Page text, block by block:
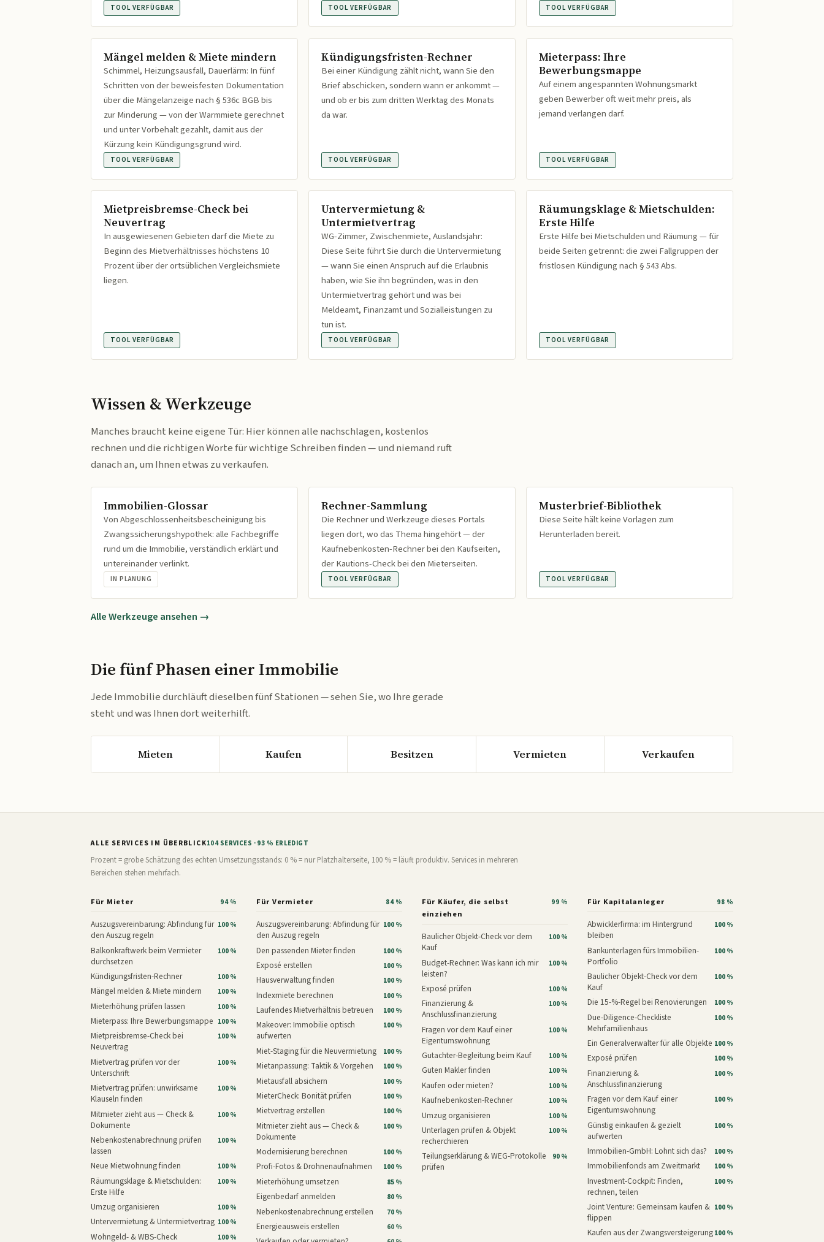
TOOL VERFÜGBAR TOOL VERFÜGBAR TOOL VERFÜGBAR
Mängel melden & Miete mindern
Schimmel, Heizungsausfall, Dauerlärm: In fünf
Schritten von der beweisfesten Dokumentation
über die Mängelanzeige nach § 536c BGB bis
zur Minderung — von der Warmmiete gerechnet
und unter Vorbehalt gezahlt, damit aus der
Kürzung kein Kündigungsgrund wird.
TOOL VERFÜGBAR
Kündigungsfristen-Rechner
Bei einer Kündigung zählt nicht, wann Sie den
Brief abschicken, sondern wann er ankommt —
und ob er bis zum dritten Werktag des Monats
da war.
TOOL VERFÜGBAR
Mieterpass: Ihre
Bewerbungsmappe
Auf einem angespannten Wohnungsmarkt
geben Bewerber oft weit mehr preis, als
jemand verlangen darf.
TOOL VERFÜGBAR
Mietpreisbremse-Check bei
Neuvertrag
In ausgewiesenen Gebieten darf die Miete zu
Beginn des Mietverhältnisses höchstens 10
Prozent über der ortsüblichen Vergleichsmiete
liegen.
TOOL VERFÜGBAR
Untervermietung &
Untermietvertrag
WG-Zimmer, Zwischenmiete, Auslandsjahr:
Diese Seite führt Sie durch die Untervermietung
— wann Sie einen Anspruch auf die Erlaubnis
haben, wie Sie ihn begründen, was in den
Untermietvertrag gehört und was bei
Meldeamt, Finanzamt und Sozialleistungen zu
tun ist.
TOOL VERFÜGBAR
Räumungsklage & Mietschulden:
Erste Hilfe
Erste Hilfe bei Mietschulden und Räumung — für
beide Seiten getrennt: die zwei Fallgruppen der
fristlosen Kündigung nach § 543 Abs.
TOOL VERFÜGBAR
Wissen & Werkzeuge
Manches braucht keine eigene Tür: Hier können alle nachschlagen, kostenlos
rechnen und die richtigen Worte für wichtige Schreiben finden — und niemand ruft
danach an, um Ihnen etwas zu verkaufen.
Immobilien-Glossar
Von Abgeschlossenheitsbescheinigung bis
Zwangssicherungshypothek: alle Fachbegriffe
rund um die Immobilie, verständlich erklärt und
untereinander verlinkt.
IN PLANUNG
Rechner-Sammlung
Die Rechner und Werkzeuge dieses Portals
liegen dort, wo das Thema hingehört — der
Kaufnebenkosten-Rechner bei den Kaufseiten,
der Kautions-Check bei den Mieterseiten.
TOOL VERFÜGBAR
Musterbrief-Bibliothek
Diese Seite hält keine Vorlagen zum
Herunterladen bereit.
TOOL VERFÜGBAR
Alle Werkzeuge ansehen →
Die fünf Phasen einer Immobilie
Jede Immobilie durchläuft dieselben fünf Stationen — sehen Sie, wo Ihre gerade
steht und was Ihnen dort weiterhilft.
Mieten Kaufen Besitzen Vermieten Verkaufen
ALLE SERVICES IM ÜBERBLICK104 SERVICES · 93 % ERLEDIGT
Prozent = grobe Schätzung des echten Umsetzungsstands: 0 % = nur Platzhalterseite, 100 % = läuft produktiv. Services in mehreren
Bereichen stehen mehrfach.
Für Mieter 94 %
Auszugsvereinbarung: Abfindung für
den Auszug regeln
100 %
Balkonkraftwerk beim Vermieter
durchsetzen
100 %
Kündigungsfristen-Rechner 100 %
Mängel melden & Miete mindern 100 %
Mieterhöhung prüfen lassen 100 %
Mieterpass: Ihre Bewerbungsmappe 100 %
Mietpreisbremse-Check bei
Neuvertrag
100 %
Mietvertrag prüfen vor der
Unterschrift
100 %
Mietvertrag prüfen: unwirksame
Klauseln finden
100 %
Mitmieter zieht aus — Check &
Dokumente
100 %
Nebenkostenabrechnung prüfen
lassen
100 %
Neue Mietwohnung finden 100 %
Räumungsklage & Mietschulden:
Erste Hilfe
100 %
Umzug organisieren 100 %
Untervermietung & Untermietvertrag 100 %
Wohngeld- & WBS-Check 100 %
Für Vermieter 84 %
Auszugsvereinbarung: Abfindung für
den Auszug regeln
100 %
Den passenden Mieter finden 100 %
Exposé erstellen 100 %
Hausverwaltung finden 100 %
Indexmiete berechnen 100 %
Laufendes Mietverhältnis betreuen 100 %
Makeover: Immobilie optisch
aufwerten
100 %
Miet-Staging für die Neuvermietung 100 %
Mietanpassung: Taktik & Vorgehen 100 %
Mietausfall absichern 100 %
MieterCheck: Bonität prüfen 100 %
Mietvertrag erstellen 100 %
Mitmieter zieht aus — Check &
Dokumente
100 %
Modernisierung berechnen 100 %
Profi-Fotos & Drohnenaufnahmen 100 %
Mieterhöhung umsetzen 85 %
Eigenbedarf anmelden 80 %
Nebenkostenabrechnung erstellen 70 %
Energieausweis erstellen 60 %
Für Käufer, die selbst
einziehen
99 %
Baulicher Objekt-Check vor dem
Kauf
100 %
Budget-Rechner: Was kann ich mir
leisten?
100 %
Exposé prüfen 100 %
Finanzierung &
Anschlussfinanzierung
100 %
Fragen vor dem Kauf einer
Eigentumswohnung
100 %
Gutachter-Begleitung beim Kauf 100 %
Guten Makler finden 100 %
Kaufen oder mieten? 100 %
Kaufnebenkosten-Rechner 100 %
Umzug organisieren 100 %
Unterlagen prüfen & Objekt
recherchieren
100 %
Teilungserklärung & WEG-Protokolle
prüfen
90 %
Für Kapitalanleger 98 %
Abwicklerfirma: im Hintergrund
bleiben
100 %
Bankunterlagen fürs Immobilien-
Portfolio
100 %
Baulicher Objekt-Check vor dem
Kauf
100 %
Die 15-%-Regel bei Renovierungen 100 %
Due-Diligence-Checkliste
Mehrfamilienhaus
100 %
Ein Generalverwalter für alle Objekte 100 %
Exposé prüfen 100 %
Finanzierung &
Anschlussfinanzierung
100 %
Fragen vor dem Kauf einer
Eigentumswohnung
100 %
Günstig einkaufen & gezielt
aufwerten
100 %
Immobilien-GmbH: Lohnt sich das? 100 %
Immobilienfonds am Zweitmarkt 100 %
Investment-Cockpit: Finden,
rechnen, teilen
100 %
Joint Venture: Gemeinsam kaufen &
flippen
100 %
Kaufen aus der Zwangsversteigerung100 %